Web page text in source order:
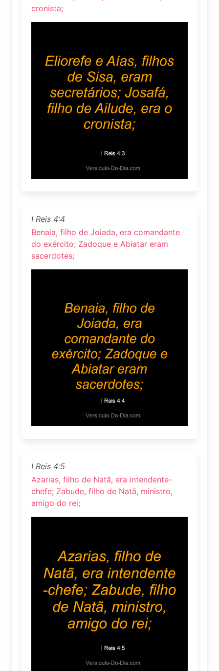
cronista;
I Reis 4:4
Benaia, filho de Joiada, era comandante
do exército; Zadoque e Abiatar eram
sacerdotes;
I Reis 4:5
Azarias, filho de Natã, era intendente-
chefe; Zabude, filho de Natã, ministro,
amigo do rei;